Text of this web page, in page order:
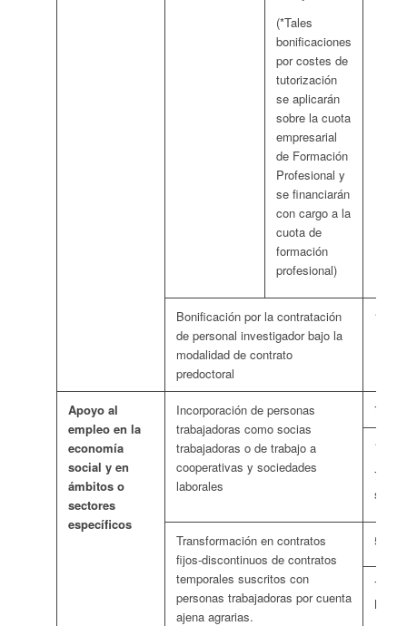
(*Tales
bonificaciones
por costes de
tutorización
se aplicarán
sobre la cuota
empresarial
de Formación
Profesional y
se financiarán
con cargo a la
cuota de
formación
profesional)
Bonificación por la contratación
de personal investigador bajo la
modalidad de contrato
predoctoral
115
Apoyo al
empleo en la
economía
social y en
ámbitos o
sectores
específicos
Incorporación de personas
trabajadoras como socias
trabajadoras o de trabajo a
cooperativas y sociedades
laborales
73
147
73
son
Transformación en contratos
fijos-discontinuos de contratos
temporales suscritos con
personas trabajadoras por cuenta
ajena agrarias.
55
73